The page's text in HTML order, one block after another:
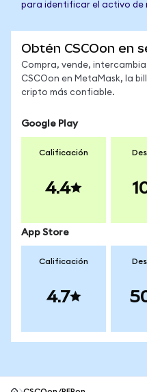
para identificar el activo de
Obtén CSCOon en
Compra, vende,
CSCOon en MetaMask, la
cripto más confiable.
Google Play
Calificación
4.4
App Store
Calificación
4.7